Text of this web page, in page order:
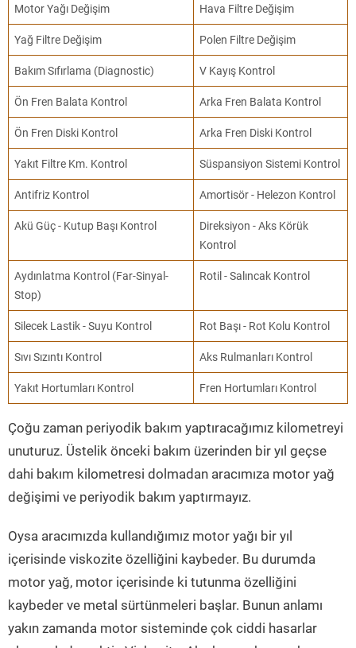
Motor Yağı Değişim Hava Filtre Değişim
Yağ Filtre Değişim Polen Filtre Değişim
Bakım Sıfırlama (Diagnostic) V Kayış Kontrol
Ön Fren Balata Kontrol Arka Fren Balata Kontrol
Ön Fren Diski Kontrol Arka Fren Diski Kontrol
Yakıt Filtre Km. Kontrol Süspansiyon Sistemi Kontrol
Antifriz Kontrol Amortisör - Helezon Kontrol
Akü Güç - Kutup Başı Kontrol
Direksiyon - Aks Körük
Kontrol
Aydınlatma Kontrol (Far-Sinyal-
Stop)
Rotil - Salıncak Kontrol
Silecek Lastik - Suyu Kontrol Rot Başı - Rot Kolu Kontrol
Sıvı Sızıntı Kontrol Aks Rulmanları Kontrol
Yakıt Hortumları Kontrol Fren Hortumları Kontrol
Çoğu zaman periyodik bakım yaptıracağımız kilometreyi
unuturuz. Üstelik önceki bakım üzerinden bir yıl geçse
dahi bakım kilometresi dolmadan aracımıza motor yağ
değişimi ve periyodik bakım yaptırmayız.
Oysa aracımızda kullandığımız motor yağı bir yıl
içerisinde viskozite özelliğini kaybeder. Bu durumda
motor yağ, motor içerisinde ki tutunma özelliğini
kaybeder ve metal sürtünmeleri başlar. Bunun anlamı
yakın zamanda motor sisteminde çok ciddi hasarlar